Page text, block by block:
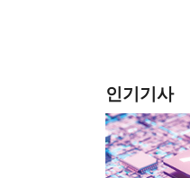
인기기사